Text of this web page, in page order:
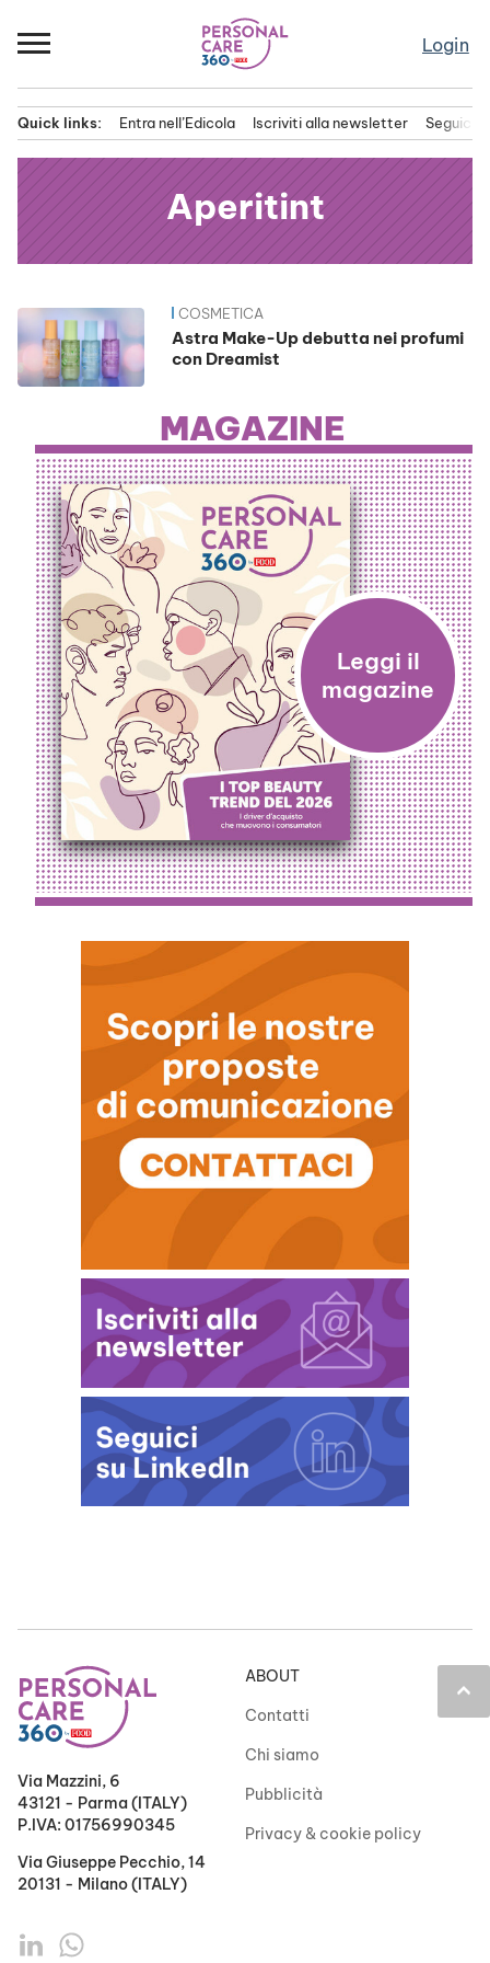
al
Login
principale
Quick links: Entra nell’Edicola Iscriviti alla newsletter Seguici
Aperitint
News COSMETICA
Astra Make-Up debutta nei profumi
con Dreamist
MAGAZINE
keyboard_arrow_up
Via Mazzini, 6
43121 - Parma (ITALY)
P.IVA: 01756990345
Via Giuseppe Pecchio, 14
20131 - Milano (ITALY)
ABOUT
Contatti
Chi siamo
Pubblicità
Privacy & cookie policy